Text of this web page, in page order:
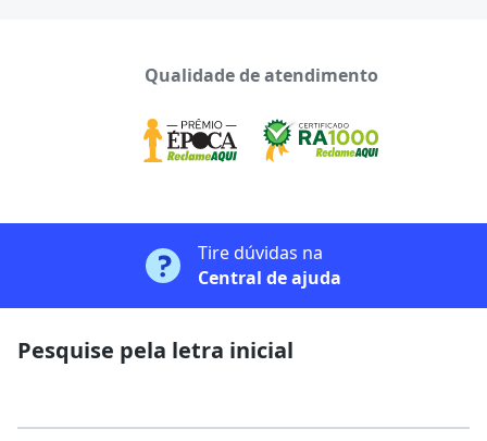
Qualidade de atendimento
Tire dúvidas na
Central de ajuda
Pesquise pela letra inicial